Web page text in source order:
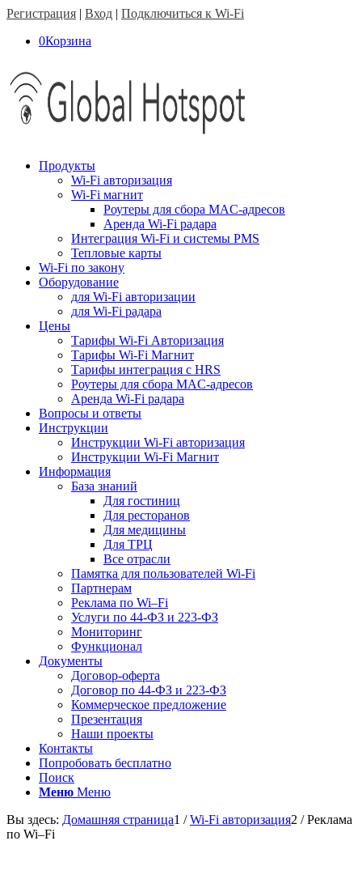
Регистрация | Вход | Подключиться к Wi-Fi
0Корзина
Продукты
Wi-Fi авторизация
Wi-Fi магнит
Роутеры для сбора MAC-адресов
Аренда Wi-Fi радара
Интеграция Wi-Fi и системы PMS
Тепловые карты
Wi-Fi по закону
Оборудование
для Wi-Fi авторизации
для Wi-Fi радара
Цены
Тарифы Wi-Fi Авторизация
Тарифы Wi-Fi Магнит
Тарифы интеграция с HRS
Роутеры для сбора MAC-адресов
Аренда Wi-Fi радара
Вопросы и ответы
Инструкции
Инструкции Wi-Fi авторизация
Инструкции Wi-Fi Магнит
Информация
База знаний
Для гостиниц
Для ресторанов
Для медицины
Для ТРЦ
Все отрасли
Памятка для пользователей Wi-Fi
Партнерам
Реклама по Wi–Fi
Услуги по 44-ФЗ и 223-ФЗ
Мониторинг
Функционал
Документы
Договор-оферта
Договор по 44-ФЗ и 223-ФЗ
Коммерческое предложение
Презентация
Наши проекты
Контакты
Попробовать бесплатно
Поиск
Меню Меню
Вы здесь: Домашняя страница1 / Wi-Fi авторизация2 / Реклама
по Wi–Fi